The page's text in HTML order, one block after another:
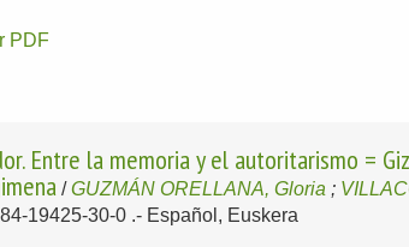
PDF
Entre la memoria y el autoritarismo =
/GUZMÁN ORELLANA, Gloria ;
19425-30-0 .- Español, Euskera